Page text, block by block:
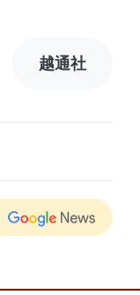
越通社